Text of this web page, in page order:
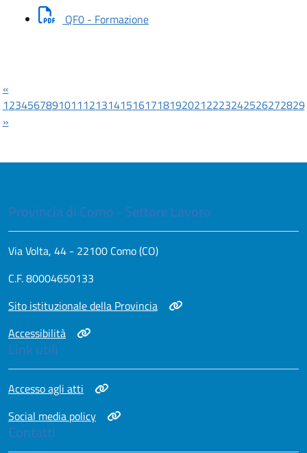
QF0 - Formazione
«
1234567891011121314151617181920212223242526272829
»
Provincia di Como - Settore Lavoro
Via Volta, 44 - 22100 Como (CO)
C.F. 80004650133
Apri in nuova scheda
Sito istituzionale della Provincia
Apri in nuova scheda
Accessibilità
Link utili
Apri in nuova scheda
Accesso agli atti
Apri in nuova scheda
Social media policy
Contatti